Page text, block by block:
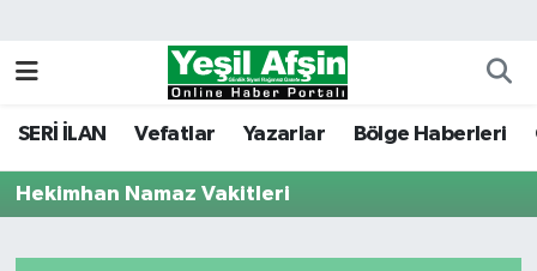
SERİ İLAN Vefatlar Yazarlar Bölge Haberleri
Hekimhan Namaz Vakitleri
Kahramanmaraş Nöbetçi Eczaneler
Kahramanmaraş Namaz Vakitleri